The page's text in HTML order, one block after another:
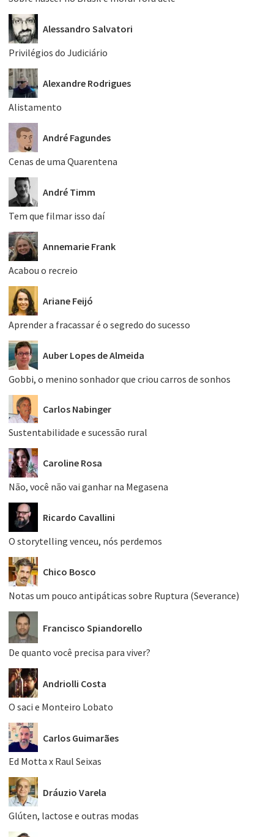
Alessandro Salvatori
Privilégios do Judiciário
Alexandre Rodrigues
Alistamento
André Fagundes
Cenas de uma Quarentena
André Timm
Tem que filmar isso daí
Annemarie Frank
Acabou o recreio
Ariane Feijó
Aprender a fracassar é o segredo do sucesso
Auber Lopes de Almeida
Gobbi, o menino sonhador que criou carros de sonhos
Carlos Nabinger
Sustentabilidade e sucessão rural
Caroline Rosa
Não, você não vai ganhar na Megasena
Ricardo Cavallini
O storytelling venceu, nós perdemos
Chico Bosco
Notas um pouco antipáticas sobre Ruptura (Severance)
Francisco Spiandorello
De quanto você precisa para viver?
Andriolli Costa
O saci e Monteiro Lobato
Carlos Guimarães
Ed Motta x Raul Seixas
Dráuzio Varela
Glúten, lactose e outras modas